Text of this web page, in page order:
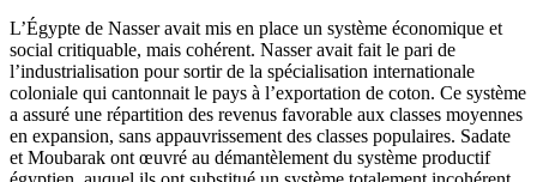
L’Égypte de Nasser avait mis en place un système économique et
social critiquable, mais cohérent. Nasser avait fait le pari de
l’industrialisation pour sortir de la spécialisation internationale
coloniale qui cantonnait le pays à l’exportation de coton. Ce système
a assuré une répartition des revenus favorable aux classes moyennes
en expansion, sans appauvrissement des classes populaires. Sadate
et Moubarak ont œuvré au démantèlement du système productif